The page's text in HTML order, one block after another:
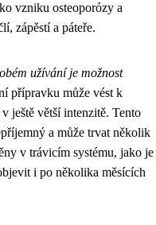
vzniku osteoporózy a
zápěstí a páteře.
užívání je možnost
přípravku může vést k
ještě větší intenzitě. Tento
a může trvat několik
v trávicím systému, jako je
i po několika měsících